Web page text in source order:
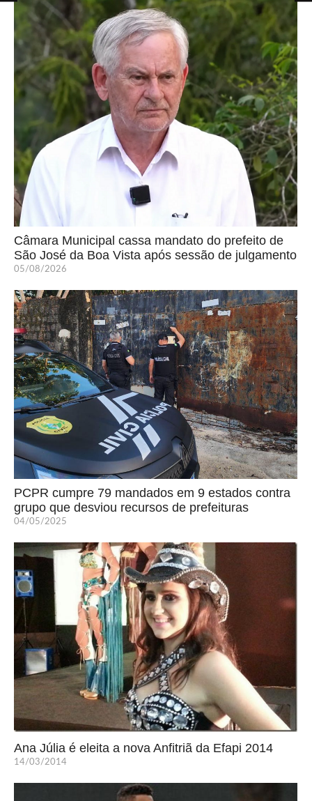
Câmara Municipal cassa mandato do prefeito de
São José da Boa Vista após sessão de julgamento
05/08/2026
PCPR cumpre 79 mandados em 9 estados contra
grupo que desviou recursos de prefeituras
04/05/2025
Ana Júlia é eleita a nova Anfitriã da Efapi 2014
14/03/2014